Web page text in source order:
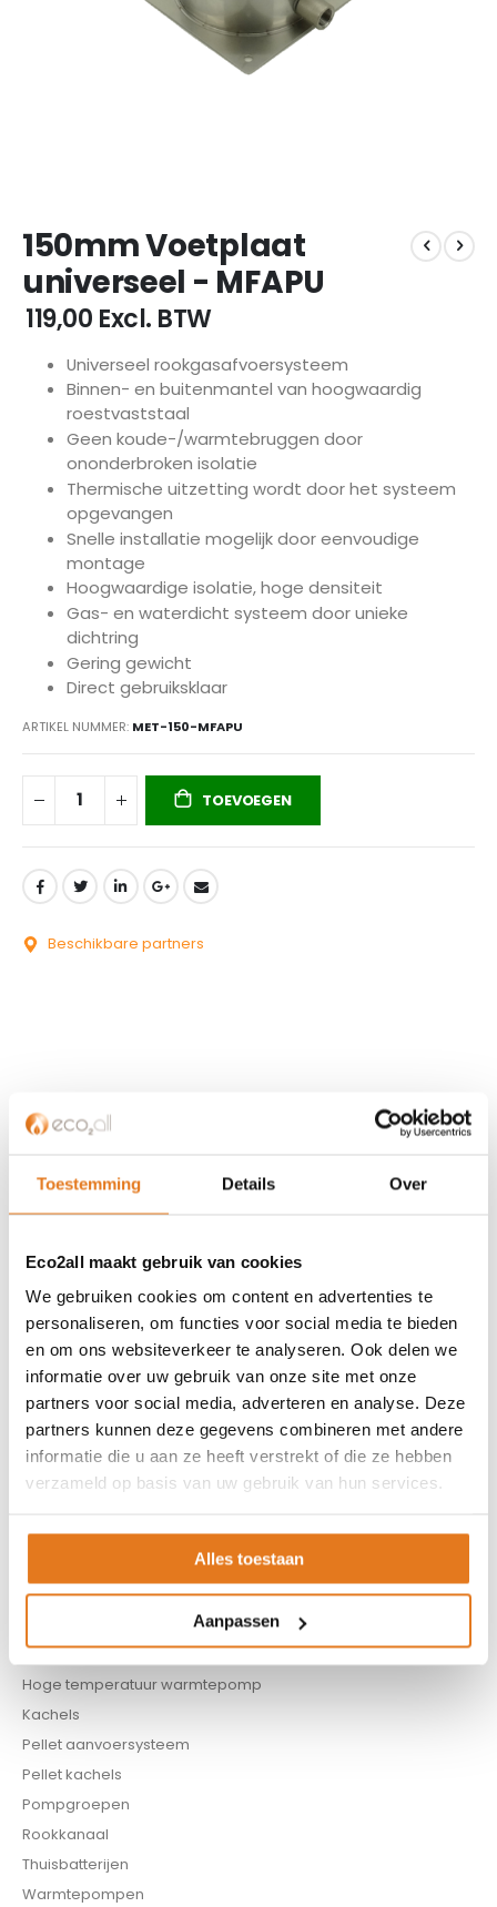
Toestemming Details Over
Eco2all maakt gebruik van cookies
We gebruiken cookies om content en advertenties te
personaliseren, om functies voor social media te bieden
en om ons websiteverkeer te analyseren. Ook delen we
informatie over uw gebruik van onze site met onze
partners voor social media, adverteren en analyse. Deze
partners kunnen deze gegevens combineren met andere
informatie die u aan ze heeft verstrekt of die ze hebben
verzameld op basis van uw gebruik van hun services.
Alles toestaan
Aanpassen
naar
het
begin
van
de
afbeeldingen-
gallerij
150mm Voetplaat
universeel - MFAPU
€ 119,00 Excl. BTW
Universeel rookgasafvoersysteem
Binnen- en buitenmantel van hoogwaardig
roestvaststaal
Geen koude-/warmtebruggen door
ononderbroken isolatie
Thermische uitzetting wordt door het systeem
opgevangen
Snelle installatie mogelijk door eenvoudige
montage
Hoogwaardige isolatie, hoge densiteit
Gas- en waterdicht systeem door unieke
dichtring
Gering gewicht
Direct gebruiksklaar
ARTIKEL NUMMER MET-150-MFAPU
TOEVOEGEN
Beschikbare partners
Partner worden?
Over ons
Algemene voorwaarden
ISDE-subsidie
Partner Locator
Contact
ASSORTIMENT
Appendages
Biomassa ketels
Buffervaten
CV haard
Infrarood panelen
Hoge temperatuur warmtepomp
Kachels
Pellet aanvoersysteem
Pellet kachels
Pompgroepen
Rookkanaal
Thuisbatterijen
Warmtepompen